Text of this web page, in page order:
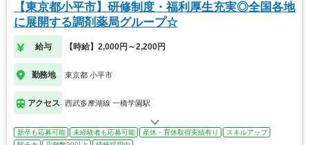
【東京都小平市】研修制度・福利厚生充実◎全国各地
に展開する調剤薬局グループ☆
給与 【時給】2,000円～2,200円
勤務地 東京都 小平市
アクセス 西武多摩湖線 一橋学園駅
新卒も応募可能 未経験者も応募可能 産休・育休取得実績有り
スキルアップ